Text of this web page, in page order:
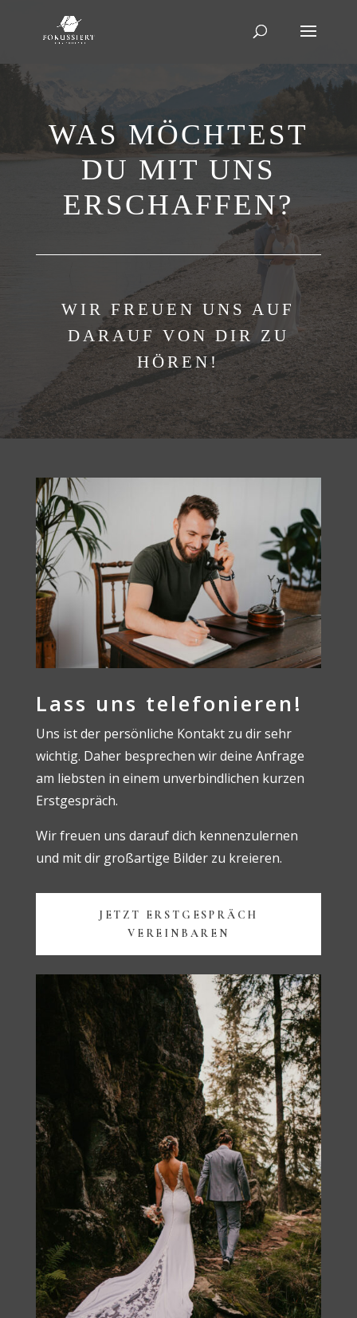
WAS MÖCHTEST
DU MIT UNS
ERSCHAFFEN?
WIR FREUEN UNS AUF
DARAUF VON DIR ZU
HÖREN!
Lass uns telefonieren!
Uns ist der persönliche Kontakt zu dir sehr
wichtig. Daher besprechen wir deine Anfrage
am liebsten in einem unverbindlichen kurzen
Erstgespräch.
Wir freuen uns darauf dich kennenzulernen
und mit dir großartige Bilder zu kreieren.
JETZT ERSTGESPRÄCH
VEREINBAREN